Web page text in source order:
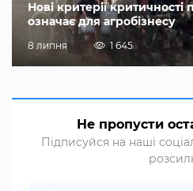
Нові критерії
означає для агробізнесу
8 липня 1 645
Не пропусти
Підписуйся на наші